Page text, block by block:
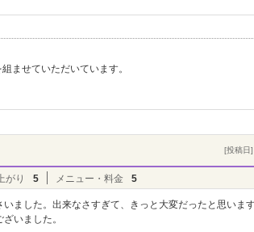
ませていただいています。
[投稿日
がり 5 メニュー・料金 5
ました。出来なさすぎて、きっと大変だったと思いま
いました。